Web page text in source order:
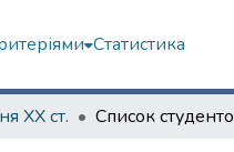
Статистика
ХХ ст.